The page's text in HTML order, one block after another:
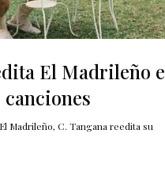
El Madrileño e
Madrileño, C. Tangana reedita su